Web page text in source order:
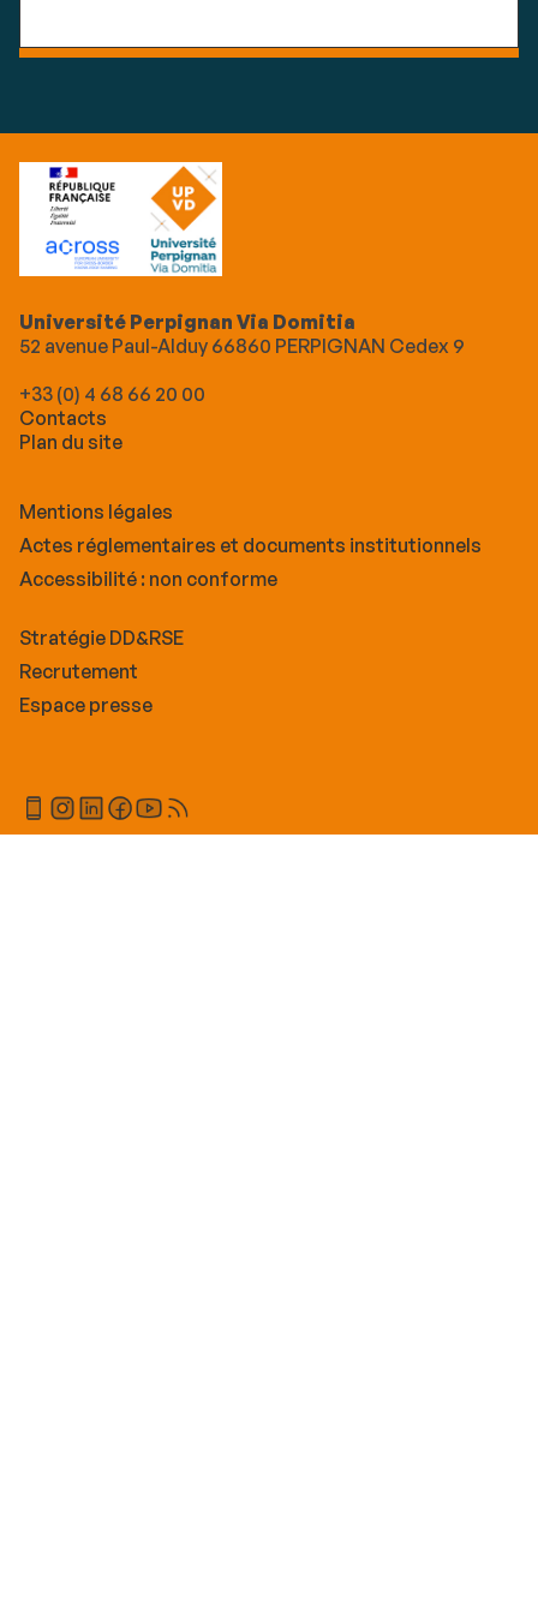
Université Perpignan Via Domitia
52 avenue Paul-Alduy 66860 PERPIGNAN Cedex 9
+33 (0) 4 68 66 20 00
Contacts
Plan du site
Mentions légales
Actes réglementaires et documents institutionnels
Accessibilité : non conforme
Stratégie DD&RSE
Recrutement
Espace presse